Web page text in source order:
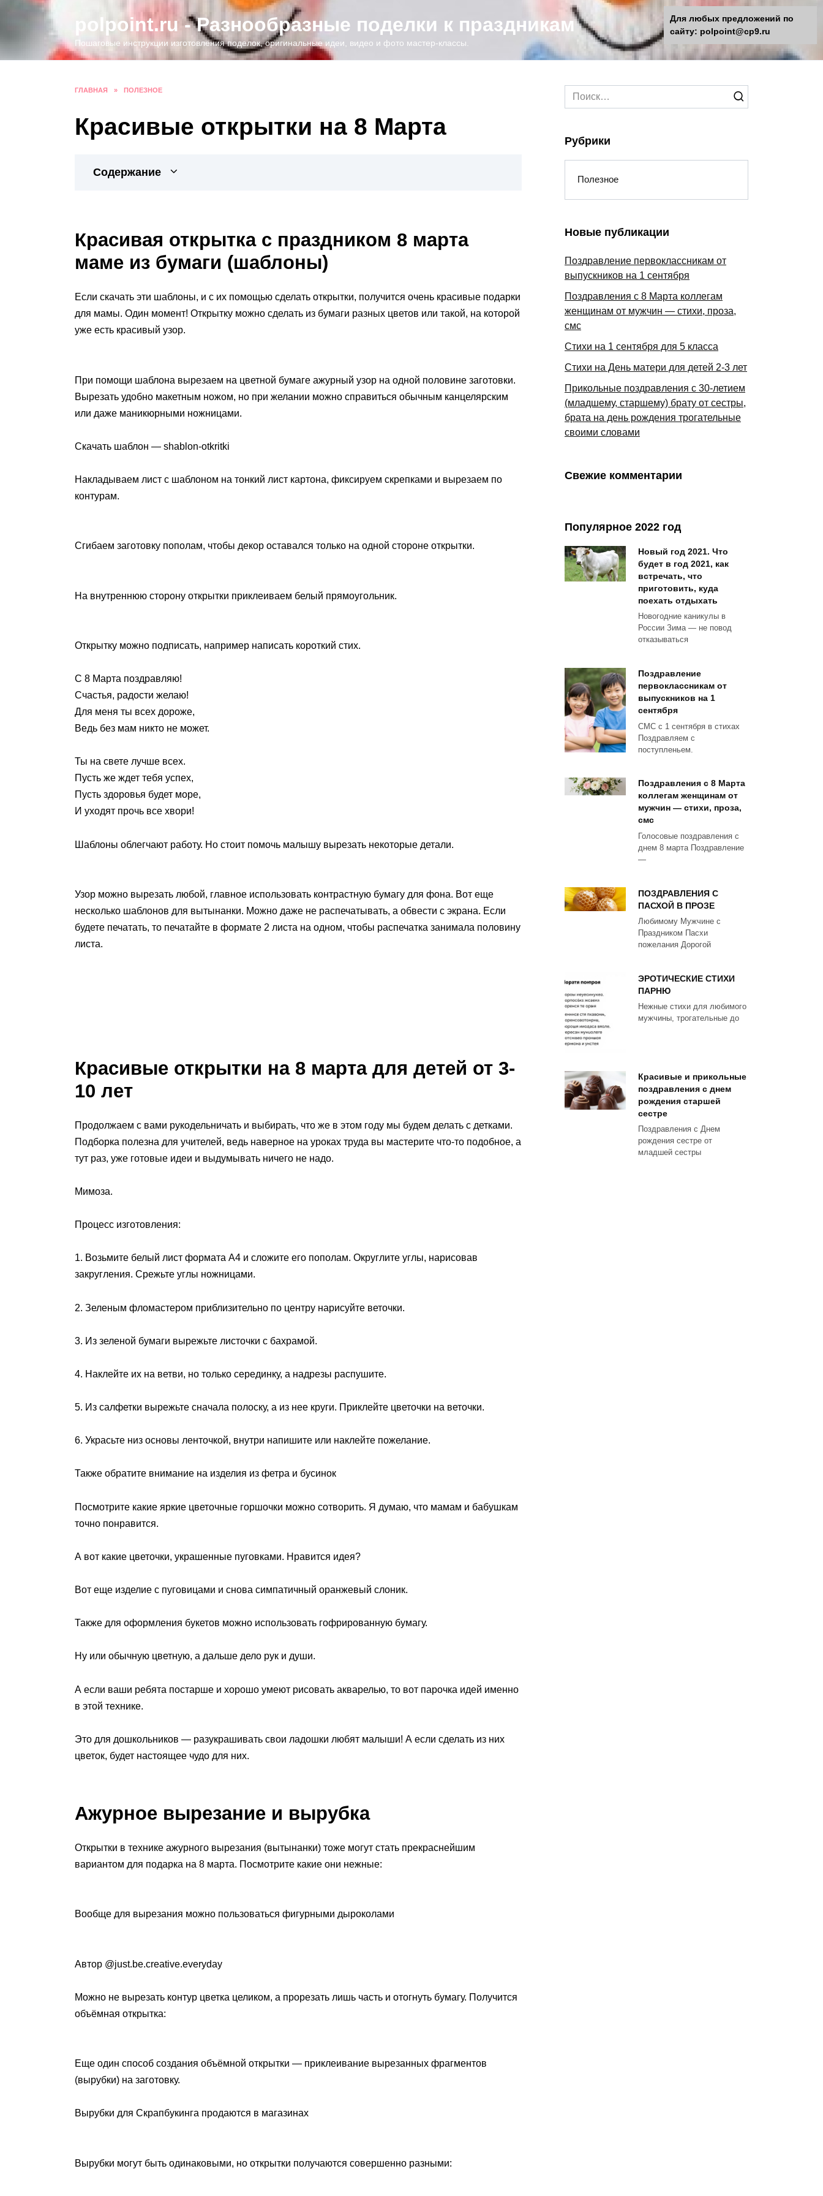
Перейти
содержанию
polpoint.ru - Разнообразные поделки к праздникам
Пошаговые инструкции изготовления поделок, оригинальные идеи, видео и фото мастер-классы.
ГЛАВНАЯ » ПОЛЕЗНОЕ
Красивые открытки на 8 Марта
Содержание
Красивая открытка с праздником 8 марта
маме из бумаги (шаблоны)
Если скачать эти шаблоны, и с их помощью сделать открытки, получится очень красивые подарки
для мамы. Один момент! Открытку можно сделать из бумаги разных цветов или такой, на которой
уже есть красивый узор.
При помощи шаблона вырезаем на цветной бумаге ажурный узор на одной половине заготовки.
Вырезать удобно макетным ножом, но при желании можно справиться обычным канцелярским
или даже маникюрными ножницами.
Скачать шаблон — shablon-otkritki
Накладываем лист с шаблоном на тонкий лист картона, фиксируем скрепками и вырезаем по
контурам.
Сгибаем заготовку пополам, чтобы декор оставался только на одной стороне открытки.
На внутреннюю сторону открытки приклеиваем белый прямоугольник.
Открытку можно подписать, например написать короткий стих.
С 8 Марта поздравляю!
Счастья, радости желаю!
Для меня ты всех дороже,
Ведь без мам никто не может.
Ты на свете лучше всех.
Пусть же ждет тебя успех,
Пусть здоровья будет море,
И уходят прочь все хвори!
Шаблоны облегчают работу. Но стоит помочь малышу вырезать некоторые детали.
Узор можно вырезать любой, главное использовать контрастную бумагу для фона. Вот еще
несколько шаблонов для вытынанки. Можно даже не распечатывать, а обвести с экрана. Если
будете печатать, то печатайте в формате 2 листа на одном, чтобы распечатка занимала половину
листа.
Красивые открытки на 8 марта для детей от 3-
10 лет
Продолжаем с вами рукодельничать и выбирать, что же в этом году мы будем делать с детками.
Подборка полезна для учителей, ведь наверное на уроках труда вы мастерите что-то подобное, а
тут раз, уже готовые идеи и выдумывать ничего не надо.
Мимоза.
Процесс изготовления:
1. Возьмите белый лист формата А4 и сложите его пополам. Округлите углы, нарисовав
закругления. Срежьте углы ножницами.
2. Зеленым фломастером приблизительно по центру нарисуйте веточки.
3. Из зеленой бумаги вырежьте листочки с бахрамой.
4. Наклейте их на ветви, но только серединку, а надрезы распушите.
5. Из салфетки вырежьте сначала полоску, а из нее круги. Приклейте цветочки на веточки.
6. Украсьте низ основы ленточкой, внутри напишите или наклейте пожелание.
Также обратите внимание на изделия из фетра и бусинок
Посмотрите какие яркие цветочные горшочки можно сотворить. Я думаю, что мамам и бабушкам
точно понравится.
А вот какие цветочки, украшенные пуговками. Нравится идея?
Вот еще изделие с пуговицами и снова симпатичный оранжевый слоник.
Также для оформления букетов можно использовать гофрированную бумагу.
Ну или обычную цветную, а дальше дело рук и души.
А если ваши ребята постарше и хорошо умеют рисовать акварелью, то вот парочка идей именно
в этой технике.
Это для дошкольников — разукрашивать свои ладошки любят малыши! А если сделать из них
цветок, будет настоящее чудо для них.
Ажурное вырезание и вырубка
Открытки в технике ажурного вырезания (вытынанки) тоже могут стать прекраснейшим
вариантом для подарка на 8 марта. Посмотрите какие они нежные:
Вообще для вырезания можно пользоваться фигурными дыроколами
Автор @just.be.creative.everyday
Можно не вырезать контур цветка целиком, а прорезать лишь часть и отогнуть бумагу. Получится
объёмная открытка:
Еще один способ создания объёмной открытки — приклеивание вырезанных фрагментов
(вырубки) на заготовку.
Вырубки для Скрапбукинга продаются в магазинах
Вырубки могут быть одинаковыми, но открытки получаются совершенно разными:
Search
for:
Рубрики
Полезное
Новые публикации
Поздравление первоклассникам от
выпускников на 1 сентября
Поздравления с 8 Марта коллегам
женщинам от мужчин — стихи, проза,
смс
Стихи на 1 сентября для 5 класса
Стихи на День матери для детей 2-3 лет
Прикольные поздравления с 30-летием
(младшему, старшему) брату от сестры,
брата на день рождения трогательные
своими словами
Свежие комментарии
Популярное 2022 год
Новый год 2021. Что
будет в год 2021, как
встречать, что
приготовить, куда
поехать отдыхать
Новогодние каникулы в
России Зима — не повод
отказываться
Поздравление
первоклассникам от
выпускников на 1
сентября
СМС с 1 сентября в стихах
Поздравляем с
поступленьем.
Поздравления с 8 Марта
коллегам женщинам от
мужчин — стихи, проза,
смс
Голосовые поздравления с
днем 8 марта Поздравление
—
ПОЗДРАВЛЕНИЯ С
ПАСХОЙ В ПРОЗЕ
Любимому Мужчине с
Праздником Пасхи
пожелания Дорогой
ЭРОТИЧЕСКИЕ СТИХИ
ПАРНЮ
Нежные стихи для любимого
мужчины, трогательные до
Красивые и прикольные
поздравления с днем
рождения старшей
сестре
Поздравления с Днем
рождения сестре от
младшей сестры
Для любых предложений по
сайту: polpoint@cp9.ru